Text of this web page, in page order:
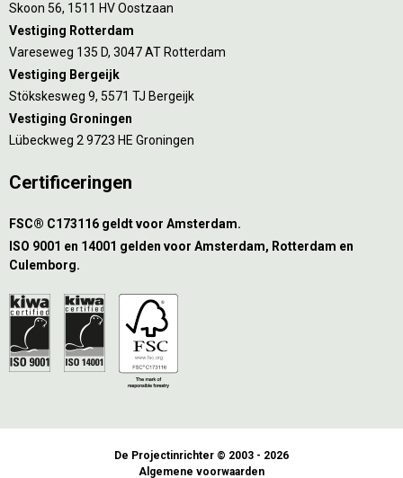
Skoon 56, 1511 HV Oostzaan
Vestiging Rotterdam
Vareseweg 135 D, 3047 AT Rotterdam
Vestiging Bergeijk
Stökskesweg 9, 5571 TJ Bergeijk
Vestiging Groningen
Lübeckweg 2 9723 HE Groningen
Certificeringen
FSC® C173116 geldt voor Amsterdam.
ISO 9001 en 14001 gelden voor Amsterdam, Rotterdam en
Culemborg.
De Projectinrichter © 2003 - 2026
Algemene voorwaarden